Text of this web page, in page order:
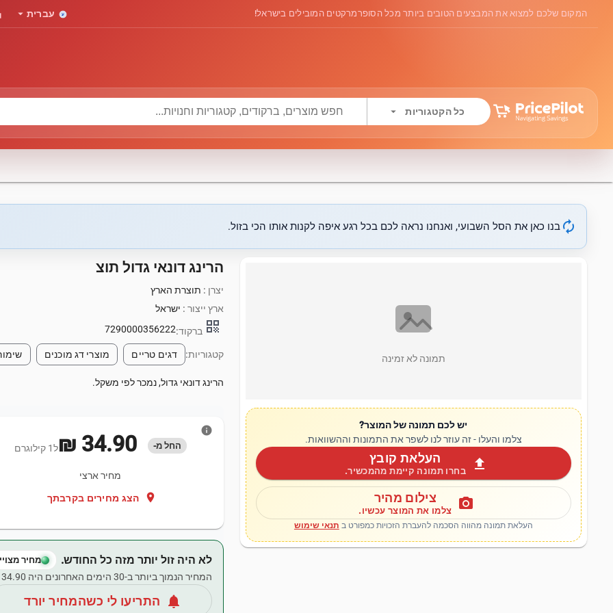
המקום שלכם למצוא את המבצעים הטובים ביותר מכל הסופרמרקטים המובילים בישראל! עברית arrow_drop_down
כל הקטגוריות arrow_drop_down
autorenew בנו כאן את הסל השבועי, ואנחנו נראה לכם בכל רגע איפה לקנות אותו הכי בזול.
תמונה לא זמינה
יש לכם תמונה של המוצר?
צלמו והעלו - זה עוזר לנו לשפר את התמונות וההשוואות.
upload העלאת קובץ
בחרו תמונה קיימת מהמכשיר.
photo_camera צילום מהיר
צלמו את המוצר עכשיו.
העלאת תמונה מהווה הסכמה להעברת הזכויות כמפורט ב תנאי שימוש
הרינג דונאי גדול תוצ
יצרן : תוצרת הארץ
ארץ ייצור : ישראל
qr_code ברקוד:7290000356222
קטגוריות: דגים טריים מוצרי דג מוכנים
הרינג דונאי גדול, נמכר לפי משקל.
החל מ- ‏34.90 ‏₪ ל1 קילוגרם
מחיר ארצי
location_on הצג מחירים בקרבתך
info
לא היה זול יותר מזה כל החודש. מחיר
המחיר הנמוך ביותר ב-30 הימים האחרונים היה ‏34.90 ‏₪.
notifications התריעו לי כשהמחיר יורד